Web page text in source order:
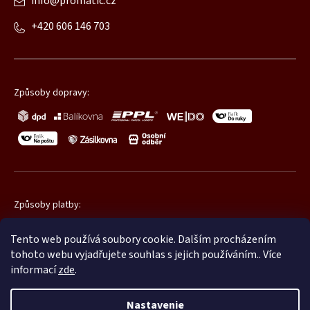
Tento web používá soubory cookie. Dalším procházením
tohoto webu vyjadřujete souhlas s jejich používáním.. Více
informacízde.
Nastavenie
+420 606 146 703
Způsoby dopravy:
Způsoby platby: